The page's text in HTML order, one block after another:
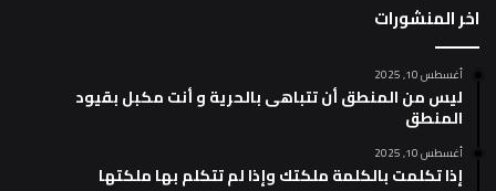
اخر المنشورات
أغسطس 10, 2025
ليس من المنطق أن تتباهى بالحرية و أنت مكبل بقيود
المنطق
أغسطس 10, 2025
إذا تكلمت بالكلمة ملكتك وإذا لم تتكلم بها ملكتها